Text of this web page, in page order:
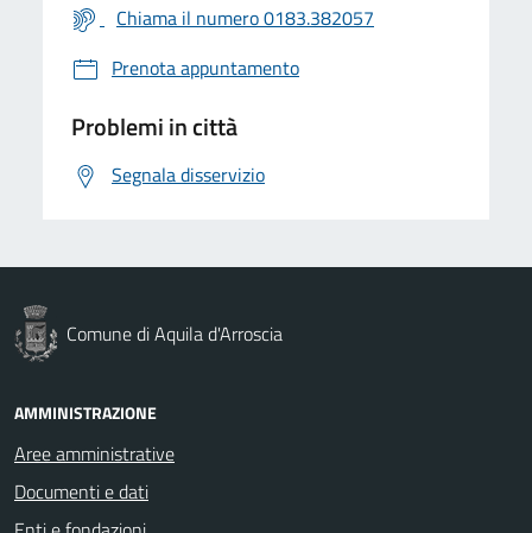
Chiama il numero 0183.382057
Prenota appuntamento
Problemi in città
Segnala disservizio
Comune di Aquila d'Arroscia
AMMINISTRAZIONE
Aree amministrative
Documenti e dati